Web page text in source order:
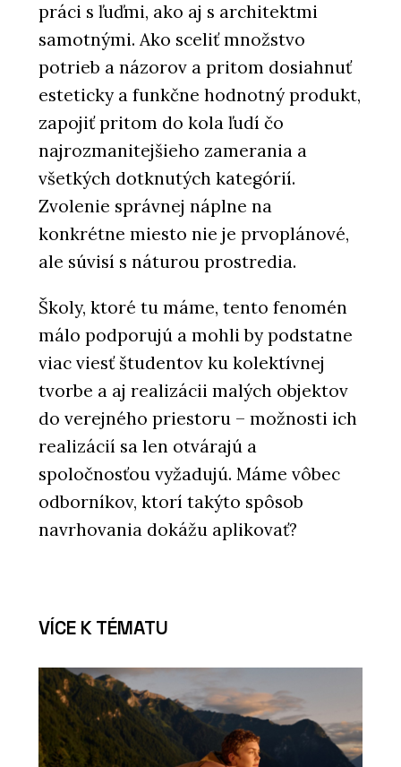
práci s ľuďmi, ako aj s architektmi
samotnými. Ako sceliť množstvo
potrieb a názorov a pritom dosiahnuť
esteticky a funkčne hodnotný produkt,
zapojiť pritom do kola ľudí čo
najrozmanitejšieho zamerania a
všetkých dotknutých kategórií.
Zvolenie správnej náplne na
konkrétne miesto nie je prvoplánové,
ale súvisí s náturou prostredia.
Školy, ktoré tu máme, tento fenomén
málo podporujú a mohli by podstatne
viac viesť študentov ku kolektívnej
tvorbe a aj realizácii malých objektov
do verejného priestoru – možnosti ich
realizácií sa len otvárajú a
spoločnosťou vyžadujú. Máme vôbec
odborníkov, ktorí takýto spôsob
navrhovania dokážu aplikovať?
VÍCE K TÉMATU